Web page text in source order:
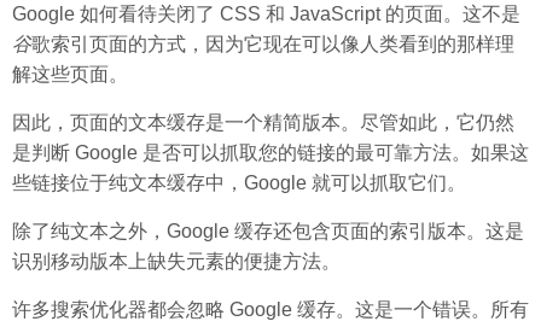
Google 如何看待关闭了 CSS 和 JavaScript 的页面。这不是
谷歌索引页面的方式，因为它现在可以像人类看到的那样理
解这些页面。
因此，页面的文本缓存是一个精简版本。尽管如此，它仍然
是判断 Google 是否可以抓取您的链接的最可靠方法。如果这
些链接位于纯文本缓存中，Google 就可以抓取它们。
除了纯文本之外，Google 缓存还包含页面的索引版本。这是
识别移动版本上缺失元素的便捷方法。
许多搜索优化器都会忽略 Google 缓存。这是一个错误。所有